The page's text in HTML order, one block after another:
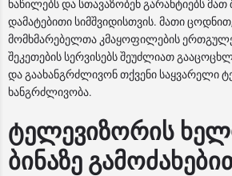
ნაწილებს და სთავაზობენ გარანტიებს მათ
დამატებითი სიმშვიდისთვის. მათი
მომხმარებელთა კმაყოფილების
შეკეთების სერვისებს შეუძლიათ
და გაახანგრძლივონ თქვენი საყვარელი
ხანგრძლივობა.
ტელევიზორის
ბინაზე